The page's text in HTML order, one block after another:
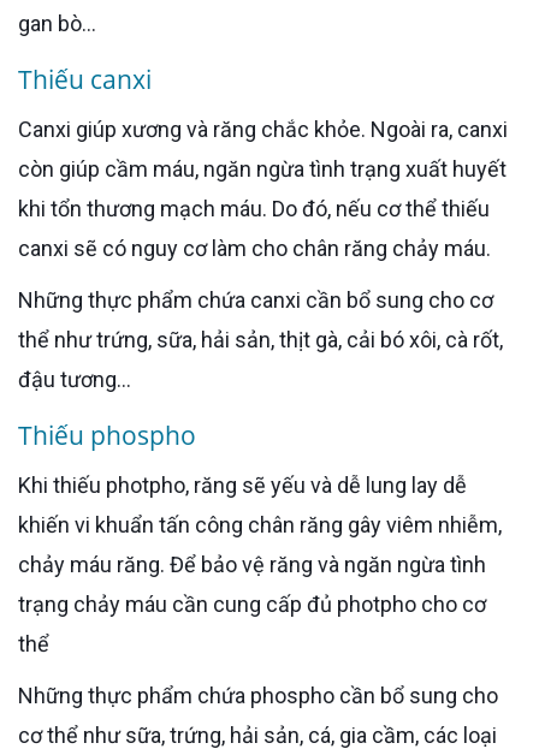
gan bò…
Thiếu canxi
Canxi giúp xương và răng chắc khỏe. Ngoài ra, canxi
còn giúp cầm máu, ngăn ngừa tình trạng xuất huyết
khi tổn thương mạch máu. Do đó, nếu cơ thể thiếu
canxi sẽ có nguy cơ làm cho chân răng chảy máu.
Những thực phẩm chứa canxi cần bổ sung cho cơ
thể như trứng, sữa, hải sản, thịt gà, cải bó xôi, cà rốt,
đậu tương...
Thiếu phospho
Khi thiếu photpho, răng sẽ yếu và dễ lung lay dễ
khiến vi khuẩn tấn công chân răng gây viêm nhiễm,
chảy máu răng. Để bảo vệ răng và ngăn ngừa tình
trạng chảy máu cần cung cấp đủ photpho cho cơ
thể
Những thực phẩm chứa phospho cần bổ sung cho
cơ thể như sữa, trứng, hải sản, cá, gia cầm, các loại